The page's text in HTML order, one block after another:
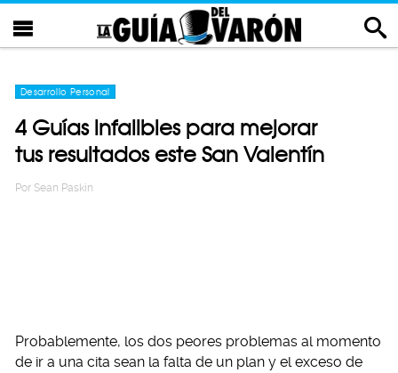
Desarrollo Personal
4 Guías infalibles para mejorar
tus resultados este San Valentín
Por Sean Paskin
Probablemente, los dos peores problemas al momento
de ir a una cita sean la falta de un plan y el exceso de